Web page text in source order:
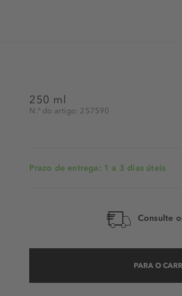
250 ml
N.° do artigo: 257590
Prazo de entrega: 1 a 3 dias úteis
Consulte
PARA O